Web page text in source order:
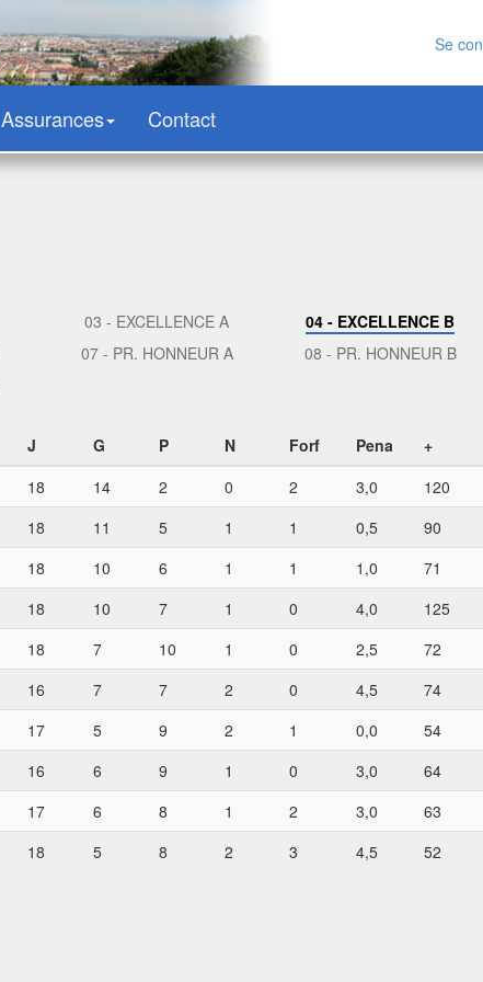
Se
Assurances Contact
03 - EXCELLENCE A
04 - EXCELLENCE B
07 - PR. HONNEUR A
08 - PR. HONNEUR B
J G P N Forf Pena +
18 14 2 0 2 3,0 120
18 11 5 1 1 0,5 90
18 10 6 1 1 1,0 71
18 10 7 1 0 4,0 125
18 7 10 1 0 2,5 72
16 7 7 2 0 4,5 74
17 5 9 2 1 0,0 54
16 6 9 1 0 3,0 64
17 6 8 1 2 3,0 63
18 5 8 2 3 4,5 52